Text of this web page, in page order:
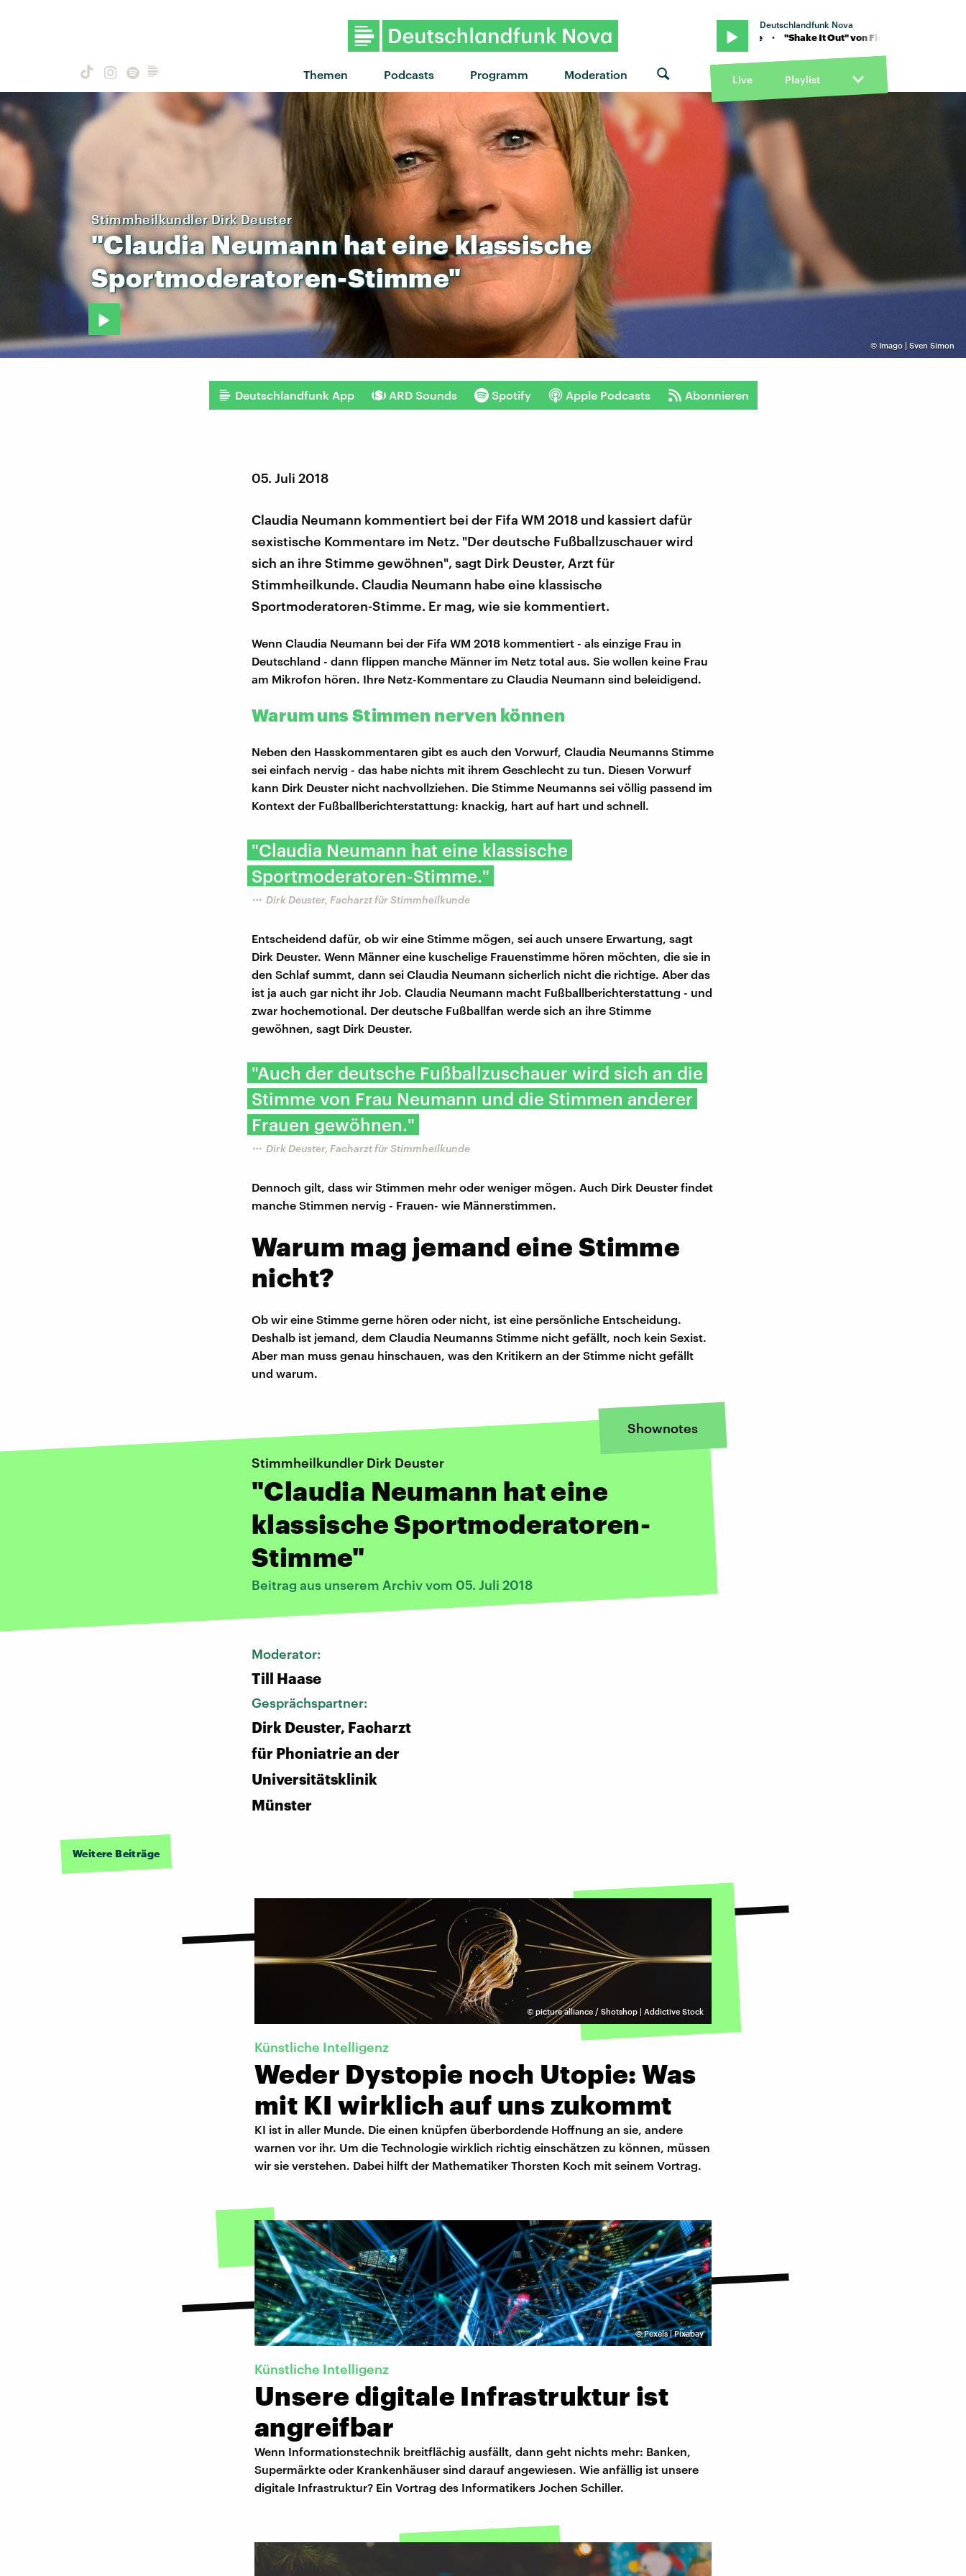
Themen Podcasts Programm Moderation
Deutschlandfunk Nova
"Shake It Out" von Florence + The Machine · "Shake It Out" von Florence + The Machine · "Shake
Live Playlist
© Imago | Sven Simon
Stimmheilkundler Dirk Deuster
"ClaudiaNeumannhateineklassische
Sportmoderatoren-Stimme"
Deutschlandfunk App ARD Sounds Spotify Apple Podcasts Abonnieren
05. Juli 2018
Claudia Neumann kommentiert bei der Fifa WM 2018 und kassiert dafür
sexistische Kommentare im Netz. "Der deutsche Fußballzuschauer wird
sich an ihre Stimme gewöhnen", sagt Dirk Deuster, Arzt für
Stimmheilkunde. Claudia Neumann habe eine klassische
Sportmoderatoren-Stimme. Er mag, wie sie kommentiert.
Wenn Claudia Neumann bei der Fifa WM 2018 kommentiert - als einzige Frau in
Deutschland - dann flippen manche Männer im Netz total aus. Sie wollen keine Frau
am Mikrofon hören. Ihre Netz-Kommentare zu Claudia Neumann sind beleidigend.
Warum uns Stimmen nerven können
Neben den Hasskommentaren gibt es auch den Vorwurf, Claudia Neumanns Stimme
sei einfach nervig - das habe nichts mit ihrem Geschlecht zu tun. Diesen Vorwurf
kann Dirk Deuster nicht nachvollziehen. Die Stimme Neumanns sei völlig passend im
Kontext der Fußballberichterstattung: knackig, hart auf hart und schnell.
"Claudia Neumann hat eine klassische
Sportmoderatoren-Stimme."
Dirk Deuster, Facharzt für Stimmheilkunde
Entscheidend dafür, ob wir eine Stimme mögen, sei auch unsere Erwartung, sagt
Dirk Deuster. Wenn Männer eine kuschelige Frauenstimme hören möchten, die sie in
den Schlaf summt, dann sei Claudia Neumann sicherlich nicht die richtige. Aber das
ist ja auch gar nicht ihr Job. Claudia Neumann macht Fußballberichterstattung - und
zwar hochemotional. Der deutsche Fußballfan werde sich an ihre Stimme
gewöhnen, sagt Dirk Deuster.
"Auch der deutsche Fußballzuschauer wird sich an die
Stimme von Frau Neumann und die Stimmen anderer
Frauen gewöhnen."
Dirk Deuster, Facharzt für Stimmheilkunde
Dennoch gilt, dass wir Stimmen mehr oder weniger mögen. Auch Dirk Deuster findet
manche Stimmen nervig - Frauen- wie Männerstimmen.
Warum mag jemand eine Stimme
nicht?
Ob wir eine Stimme gerne hören oder nicht, ist eine persönliche Entscheidung.
Deshalb ist jemand, dem Claudia Neumanns Stimme nicht gefällt, noch kein Sexist.
Aber man muss genau hinschauen, was den Kritikern an der Stimme nicht gefällt
und warum.
Shownotes
Stimmheilkundler Dirk Deuster
"Claudia Neumann hat eine
klassische Sportmoderatoren-
Stimme"
Beitrag aus unserem Archiv vom 05. Juli 2018
Moderator:
Till Haase
Gesprächspartner:
Dirk Deuster, Facharzt
für Phoniatrie an der
Universitätsklinik
Münster
Weitere Beiträge
© picture alliance / Shotshop | Addictive Stock
Künstliche Intelligenz
Weder Dystopie noch Utopie: Was
mit KI wirklich auf uns zukommt
KI ist in aller Munde. Die einen knüpfen überbordende Hoffnung an sie, andere
warnen vor ihr. Um die Technologie wirklich richtig einschätzen zu können, müssen
wir sie verstehen. Dabei hilft der Mathematiker Thorsten Koch mit seinem Vortrag.
©Pexels | Pixabay
Künstliche Intelligenz
Unsere digitale Infrastruktur ist
angreifbar
Wenn Informationstechnik breitflächig ausfällt, dann geht nichts mehr: Banken,
Supermärkte oder Krankenhäuser sind darauf angewiesen. Wie anfällig ist unsere
digitale Infrastruktur? Ein Vortrag des Informatikers Jochen Schiller.